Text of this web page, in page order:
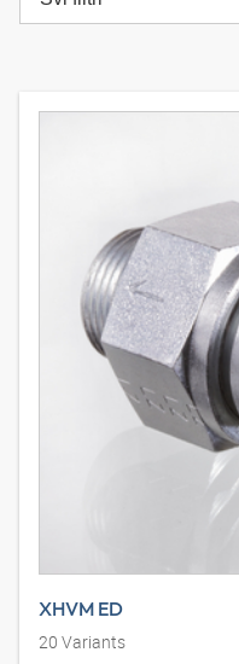
XHVM ED
20 Variants